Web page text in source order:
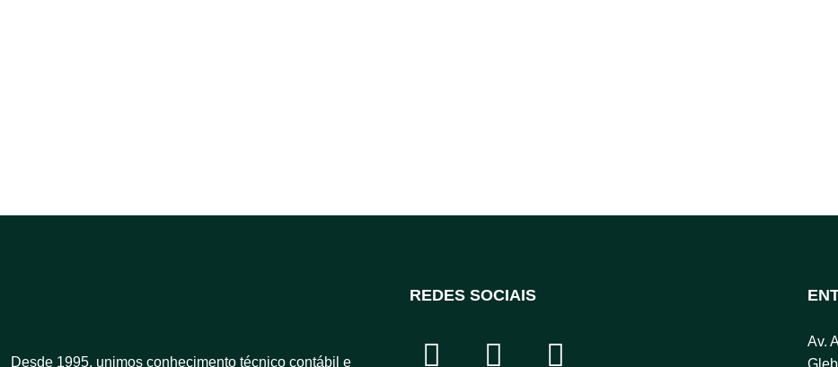
Desde 1995, unimos conhecimento técnico contábil e
REDES SOCIAIS
Av.